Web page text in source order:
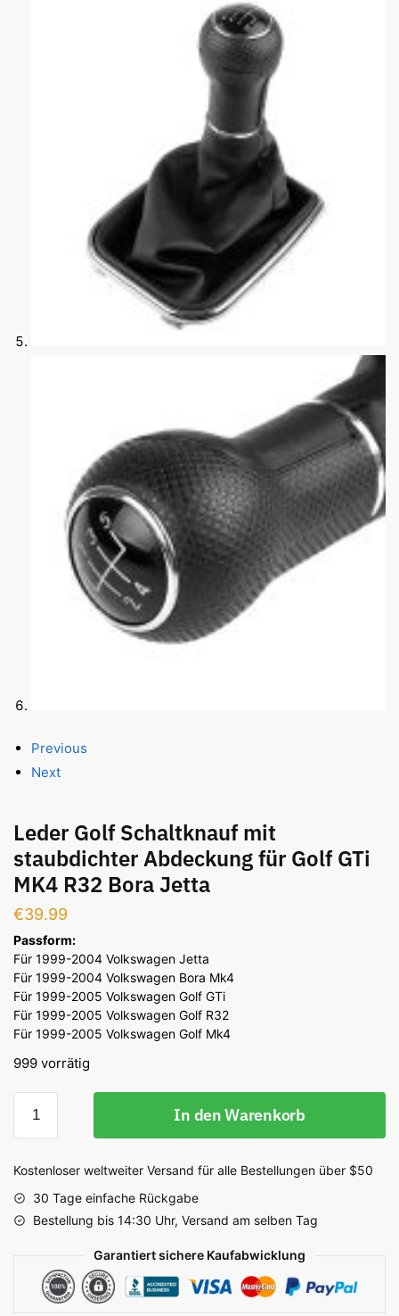
Previous
Next
Leder Golf Schaltknauf mit
staubdichter Abdeckung für Golf GTi
MK4 R32 Bora Jetta
€39.99
Passform:
Für 1999-2004 Volkswagen Jetta
Für 1999-2004 Volkswagen Bora Mk4
Für 1999-2005 Volkswagen Golf GTi
Für 1999-2005 Volkswagen Golf R32
Für 1999-2005 Volkswagen Golf Mk4
999 vorrätig
Golf
mit
Abdeckung
für
In den Warenkorb
Kostenloser weltweiter Versand für alle Bestellungen über $50
30 Tage einfache Rückgabe
Bestellung bis 14:30 Uhr, Versand am selben Tag
Garantiert sichere Kaufabwicklung